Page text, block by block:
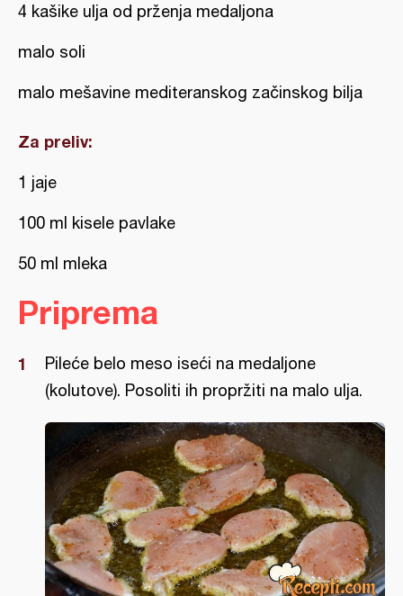
4 kašike ulja od prženja medaljona
malo soli
malo mešavine mediteranskog začinskog bilja
Za preliv:
1 jaje
100 ml kisele pavlake
50 ml mleka
Priprema
Pileće belo meso iseći na medaljone
(kolutove). Posoliti ih propržiti na malo ulja.